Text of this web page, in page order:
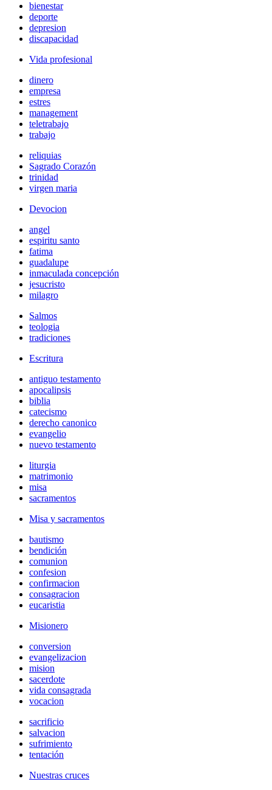
bienestar
deporte
depresion
discapacidad
Vida profesional
dinero
empresa
estres
management
teletrabajo
trabajo
reliquias
Sagrado Corazón
trinidad
virgen maria
Devocion
angel
espiritu santo
fatima
guadalupe
inmaculada concepción
jesucristo
milagro
Salmos
teologia
tradiciones
Escritura
antiguo testamento
apocalipsis
biblia
catecismo
derecho canonico
evangelio
nuevo testamento
liturgia
matrimonio
misa
sacramentos
Misa y sacramentos
bautismo
bendición
comunion
confesion
confirmacion
consagracion
eucaristia
Misionero
conversion
evangelizacion
mision
sacerdote
vida consagrada
vocacion
sacrificio
salvacion
sufrimiento
tentación
Nuestras cruces